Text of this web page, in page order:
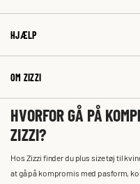
HJÆLP
OM ZIZZI
HVORFOR GÅ PÅ
ZIZZI?
Hos Zizzi finder du plus size tøj til
at gå på kompromis med pasform,